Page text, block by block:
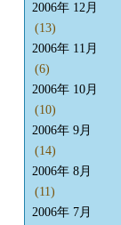
2006年 12月
(13)
2006年 11月
(6)
2006年 10月
(10)
2006年 9月
(14)
2006年 8月
(11)
2006年 7月